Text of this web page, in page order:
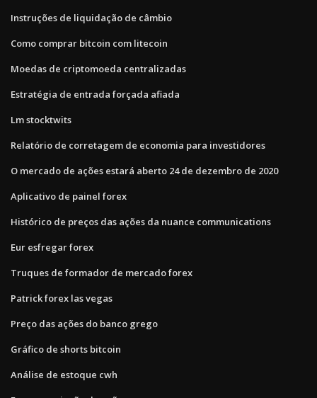
Instruções de liquidação de câmbio
Como comprar bitcoin com litecoin
Moedas de criptomoeda centralizadas
Estratégia de entrada forçada afiada
Lm stocktwits
Relatório de corretagem de economia para investidores
O mercado de ações estará aberto 24 de dezembro de 2020
Aplicativo de painel forex
Histórico de preços das ações da nuance communications
Eur esfregar forex
Truques de formador de mercado forex
Patrick forex las vegas
Preço das ações do banco grego
Gráfico de shorts bitcoin
Análise de estoque cwh